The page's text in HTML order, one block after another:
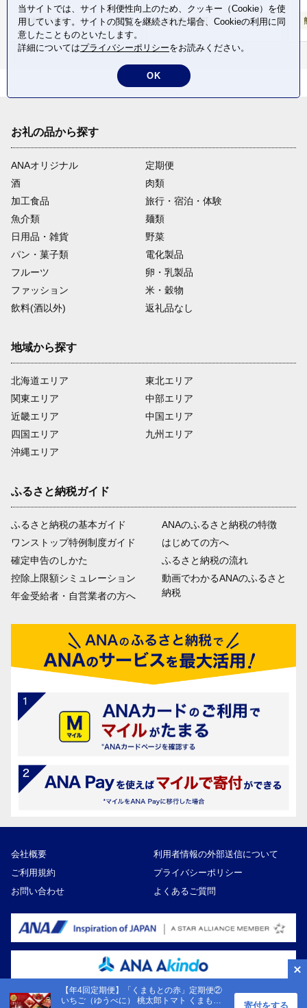
【年4回定期便】「くまもとの赤」定期便②
いちご（ゆうべに） 桃太郎トマト くまもと
寄付をする
熊本県 八代市 熊本県 氷川町
お礼の品から探す
ANAオリジナル
定期便
酒
肉類
加工食品
旅行・宿泊・体験
魚介類
麺類
日用品・雑貨
野菜
パン・菓子類
電化製品
フルーツ
卵・乳製品
ファッション
米・穀物
飲料(酒以外)
返礼品なし
地域から探す
北海道エリア
関東エリア
近畿エリア
四国エリア
沖縄エリア
東北エリア
中部エリア
中国エリア
九州エリア
ふるさと納税ガイド
ふるさと納税の基本ガイド
ワンストップ特例制度ガイド
確定申告のしかた
控除上限額シミュレーション
年金受給者・自営業者の方へ
ANAのふるさと納税の特徴
はじめての方へ
ふるさと納税の流れ
動画でわかるANAのふるさと
納税
会社概要
利用者情報の外部送信について
ご利用規約
プライバシーポリシー
お問い合わせ
よくあるご質問
当サイトでは、サイト利便性向上のため、クッキー（Cookie）を使
用しています。サイトの閲覧を継続された場合、Cookieの利用に同
意したことものといたします。
詳細についてはプライバシーポリシーをお読みください。
OK